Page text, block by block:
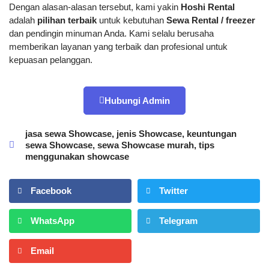
Dengan alasan-alasan tersebut, kami yakin Hoshi Rental
adalah pilihan terbaik untuk kebutuhan Sewa Rental / freezer
dan pendingin minuman Anda. Kami selalu berusaha
memberikan layanan yang terbaik dan profesional untuk
kepuasan pelanggan.
Hubungi Admin
jasa sewa Showcase, jenis Showcase, keuntungan
sewa Showcase, sewa Showcase murah, tips
menggunakan showcase
Facebook Twitter
WhatsApp Telegram
Email